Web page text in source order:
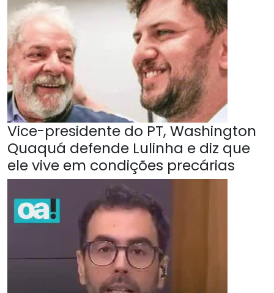
Vice-presidente do PT, Washington
Quaquá defende Lulinha e diz que
ele vive em condições precárias